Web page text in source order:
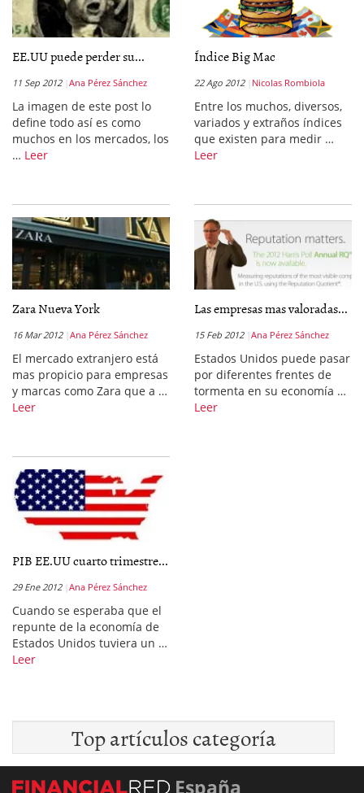
EE.UU puede perder su...
11 Sep 2012 Ana Pérez Sánchez
La imagen de este post lo
define todo así es como
muchos en los mercados, los
… Leer
Índice Big Mac
22 Ago 2012 Nicolas Rombiola
Entre los muchos, diversos,
variados y extraños índices
que existen para medir …
Leer
Zara Nueva York
16 Mar 2012 Ana Pérez Sánchez
El mercado extranjero está
mas propicio para empresas
y marcas como Zara que a …
Leer
Las empresas mas valoradas...
15 Feb 2012 Ana Pérez Sánchez
Estados Unidos puede pasar
por diferentes frentes de
tormenta en su economía …
Leer
PIB EE.UU cuarto trimestre...
29 Ene 2012 Ana Pérez Sánchez
Cuando se esperaba que el
repunte de la economía de
Estados Unidos tuviera un …
Leer
Top artículos categoría
España